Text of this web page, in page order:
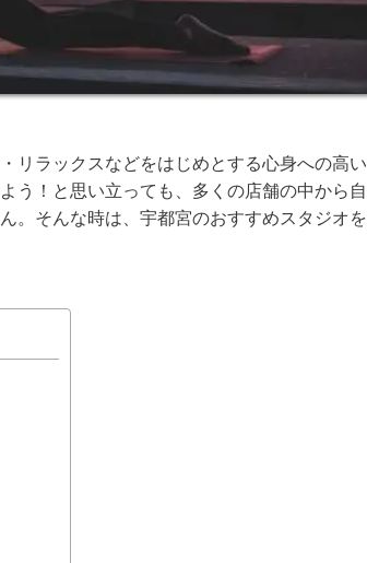
リラックスなどをはじめとする心身への高い
う！と思い立っても、多くの店舗の中から自
。そんな時は、宇都宮のおすすめスタジオを